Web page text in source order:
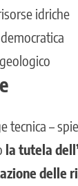
idriche
tecnica –
la tutela
delle